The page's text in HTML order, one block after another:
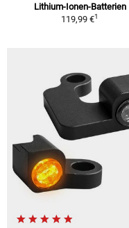
Lithium-Ionen-Batterien
119,99 €1